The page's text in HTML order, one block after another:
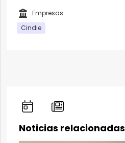
Empresas
Cindie
Noticias relacionadas